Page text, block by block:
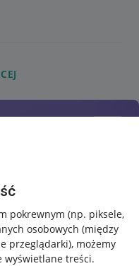
pokrewnym (np. piksele,
osobowych (między
przeglądarki), możemy
wyświetlane treści.